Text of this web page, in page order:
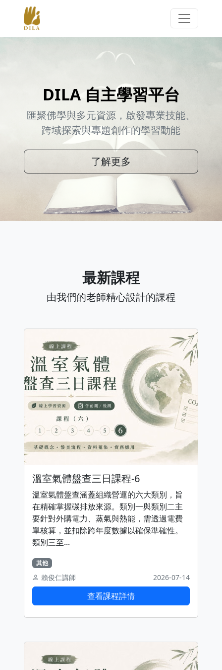
DILA 自主學習平台
匯聚佛學與多元資源，啟發專業技能、
跨域探索與專題創作的學習動能
了解更多
最新課程
由我們的老師精心設計的課程
溫室氣體盤查三日課程-6
溫室氣體盤查涵蓋組織營運的六大類別，旨
在精確掌握碳排放來源。類別一與類別二主
要針對外購電力、蒸氣與熱能，需透過電費
單核算，並扣除跨年度數據以確保準確性。
類別三至...
其他
賴俊仁講師 2026-07-14
查看課程詳情